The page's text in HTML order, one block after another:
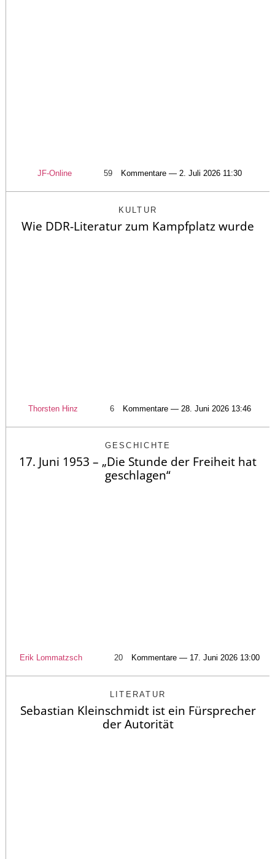
JF-Online 59 Kommentare — 2. Juli 2026 11:30
KULTUR
Wie DDR-Literatur zum Kampfplatz wurde
Thorsten Hinz 6 Kommentare — 28. Juni 2026 13:46
GESCHICHTE
17. Juni 1953 – „Die Stunde der Freiheit hat
geschlagen“
Erik Lommatzsch 20 Kommentare — 17. Juni 2026 13:00
LITERATUR
Sebastian Kleinschmidt ist ein Fürsprecher
der Autorität